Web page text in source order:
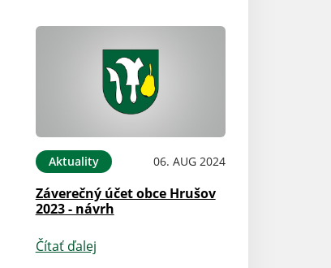
Aktuality 06. AUG 2024
Záverečný účet obce Hrušov
2023 - návrh
Čítať ďalej